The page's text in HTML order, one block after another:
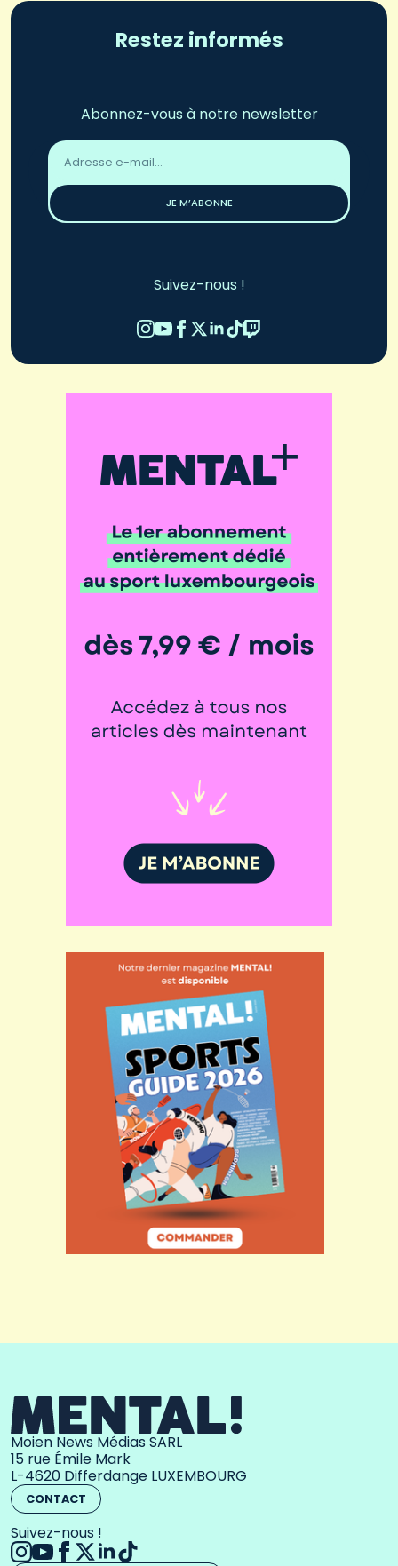
Restez informés
Abonnez-vous à notre newsletter
Adresse
email
JE M’ABONNE
Suivez-nous !
Moien News Médias SARL
15 rue Émile Mark
L-4620 Differdange LUXEMBOURG
CONTACT
Suivez-nous !